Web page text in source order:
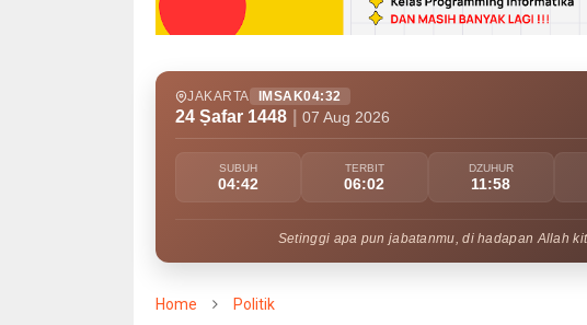
JAKARTA IMSAK04:32
24 Ṣafar 1448 07 Aug 2026
SUBUH
04:42
TERBIT
06:02
DZUHUR
11:58
Setinggi apa pun jabatanmu, di hadapan Allah
Home Politik